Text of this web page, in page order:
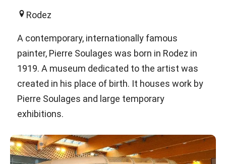
Rodez
A contemporary, internationally famous
painter, Pierre Soulages was born in Rodez in
1919. A museum dedicated to the artist was
created in his place of birth. It houses work by
Pierre Soulages and large temporary
exhibitions.